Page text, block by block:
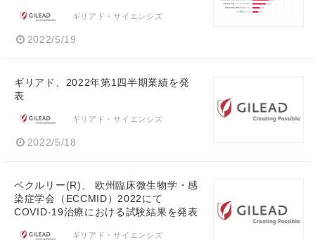
ギリアド・サイエンシズ
2022/5/19
ギリアド、2022年第1四半期業績を発
表
ギリアド・サイエンシズ
2022/5/18
ベクルリー(R)、 欧州臨床微生物学・感
染症学会（ECCMID）2022にて
COVID-19治療における試験結果を発表
ギリアド・サイエンシズ